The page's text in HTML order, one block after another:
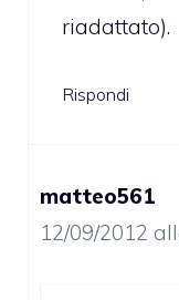
riadattato).
Rispondi
matteo561
12/09/2012